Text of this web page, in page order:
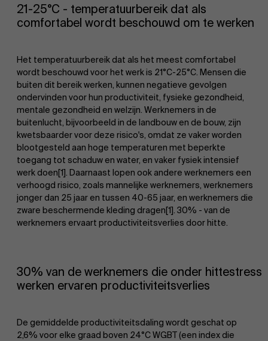
21-25°C - temperatuurbereik dat als
comfortabel wordt beschouwd om te werken
Het temperatuurbereik dat als het meest comfortabel
wordt beschouwd voor het werk is 21°C-25°C. Mensen die
buiten dit bereik werken, kunnen negatieve gevolgen
ondervinden voor hun productiviteit, fysieke gezondheid,
mentale gezondheid en welzijn. Werknemers in de
buitenlucht, bijvoorbeeld in de landbouw en de bouw, zijn
kwetsbaarder voor deze risico's, omdat ze vaker worden
blootgesteld aan hoge temperaturen met beperkte
toegang tot schaduw en water, en vaker fysiek intensief
werk doen[1]. Daarnaast lopen ook andere werknemers een
verhoogd risico, zoals mannelijke werknemers, werknemers
jonger dan 25 jaar en tussen 40-65 jaar, en werknemers die
zware beschermende kleding dragen[1]. 30% - van de
werknemers ervaart productiviteitsverlies door hitte.
30% van de werknemers die onder hittestress
werken ervaren productiviteitsverlies
De gemiddelde productiviteitsdaling wordt geschat op
2,6% voor elke graad boven 24°C WGBT (een index die